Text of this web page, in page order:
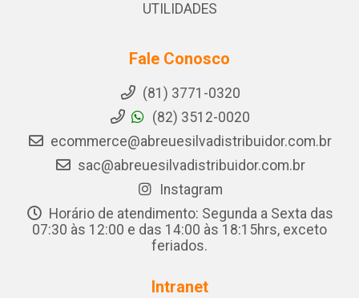
UTILIDADES
Fale Conosco
(81) 3771-0320
(82) 3512-0020
ecommerce@abreuesilvadistribuidor.com.br
sac@abreuesilvadistribuidor.com.br
Instagram
Horário de atendimento: Segunda a Sexta das
07:30 às 12:00 e das 14:00 às 18:15hrs, exceto
feriados.
Intranet